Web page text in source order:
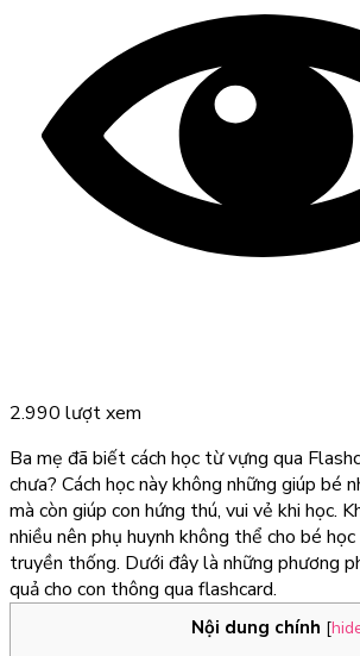
2.990 lượt xem
Ba mẹ đã biết cách học từ vựng qua
chưa? Cách học này không những giúp bé
mà còn giúp con hứng thú, vui vẻ khi học.
nhiều nên phụ huynh không thể cho bé
truyền thống. Dưới đây là những phương
quả cho con thông qua flashcard.
Nội dung chính [